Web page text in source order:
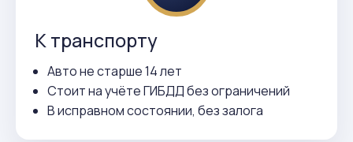
К транспорту
Авто не старше 14 лет
Стоит на учёте ГИБДД без ограничений
В исправном состоянии, без залога